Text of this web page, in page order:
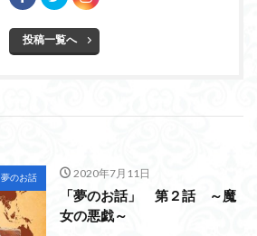
投稿一覧へ
夢のお話 2020年7月11日
「夢のお話」 第２話 ～魔
女の悪戯～